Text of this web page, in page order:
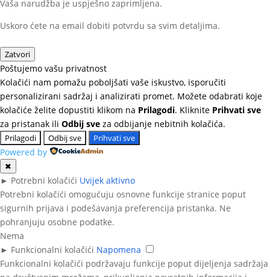
Vaša narudžba je uspješno zaprimljena.
Uskoro ćete na email dobiti potvrdu sa svim detaljima.
Zatvori
Poštujemo vašu privatnost
Kolačići nam pomažu poboljšati vaše iskustvo, isporučiti
personalizirani sadržaj i analizirati promet. Možete odabrati koje
kolačiće želite dopustiti klikom na Prilagodi. Kliknite Prihvati sve
za pristanak ili Odbij sve za odbijanje nebitnih kolačića.
Prilagodi Odbij sve Prihvati sve
Powered by
✖
► Potrebni kolačići Uvijek aktivno
Potrebni kolačići omogućuju osnovne funkcije stranice poput
sigurnih prijava i podešavanja preferencija pristanka. Ne
pohranjuju osobne podatke.
Nema
► Funkcionalni kolačići Napomena
Funkcionalni kolačići podržavaju funkcije poput dijeljenja sadržaja